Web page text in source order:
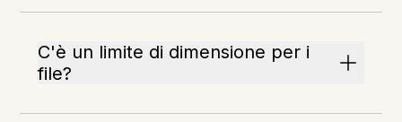
C'è un limite di dimensione per i
file?